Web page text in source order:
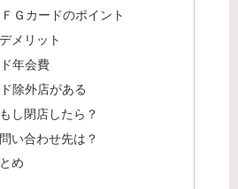
Ｇカードのポイント
メリット
年会費
除外店がある
し閉店したら？
い合わせ先は？
め